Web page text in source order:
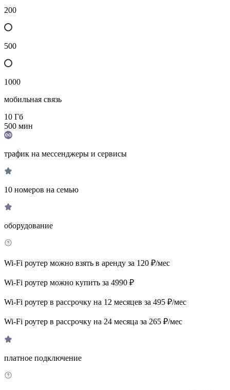
200
500
1000
мобильная связь
10 Гб
500 мин
трафик на мессенджеры и сервисы
10 номеров на семью
оборудование
Wi-Fi роутер можно взять в аренду за 120 ₽/мес
Wi-Fi роутер можно купить за 4990 ₽
Wi-Fi роутер в рассрочку на 12 месяцев за 495 ₽/мес
Wi-Fi роутер в рассрочку на 24 месяца за 265 ₽/мес
платное подключение